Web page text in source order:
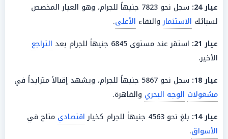
عيار 24
:
سجل نحو 7823 جنيهاً للجرام، وهو العيار المخصص
لسبائك الاستثماروالنقاء الأعلى.
عيار 21
: استقر عند مستوى 6845 جنيهاً للجرام بعد
التراجع
الأخير.
عيار 18
: سجل نحو 5867 جنيهاً للجرام، ويشهد إقبالاً متزايداً في
مشغولات الوجه البحري والقاهرة.
عيار 14:
بلغ نحو 4563 جنيهاً للجرام كخيار اقتصادي متاح في
الأسواق.